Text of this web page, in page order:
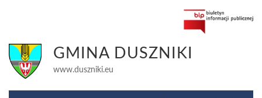
GMINA DUSZNIKI
www.duszniki.eu